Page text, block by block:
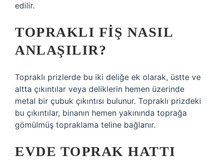
edilir.
TOPRAKLI FIŞ NASIL
ANLAŞILIR?
Topraklı prizlerde bu iki deliğe ek olarak, üstte ve
altta çıkıntılar veya deliklerin hemen üzerinde
metal bir çubuk çıkıntısı bulunur. Topraklı prizdeki
bu çıkıntılar, binanın hemen yakınında toprağa
gömülmüş topraklama teline bağlanır.
EVDE TOPRAK HATTI